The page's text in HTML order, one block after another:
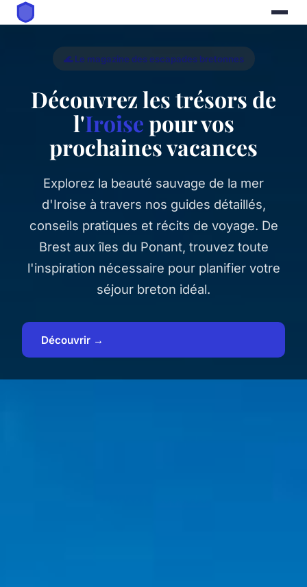
🌊 Le magazine des escapades bretonnes
Découvrez les trésors de
l'Iroisepour vos
prochaines vacances
Explorez la beauté sauvage de la mer
d'Iroise à travers nos guides détaillés,
conseils pratiques et récits de voyage. De
Brest aux îles du Ponant, trouvez toute
l'inspiration nécessaire pour planifier votre
séjour breton idéal.
Découvrir →